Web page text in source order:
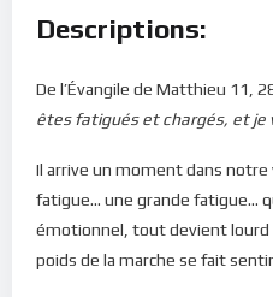
Descriptions:
De l’Évangile de Matthieu 11,
êtes fatigués et chargés, et je
Il arrive un moment dans notre
fatigue… une grande fatigue…
émotionnel, tout devient lourd
poids de la marche se fait